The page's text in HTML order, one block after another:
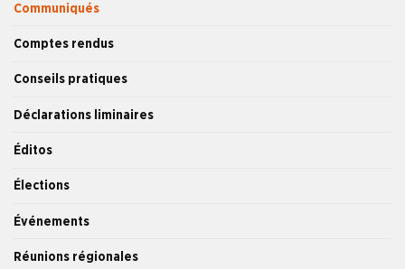
Communiqués
Comptes rendus
Conseils pratiques
Déclarations liminaires
Éditos
Élections
Événements
Réunions régionales